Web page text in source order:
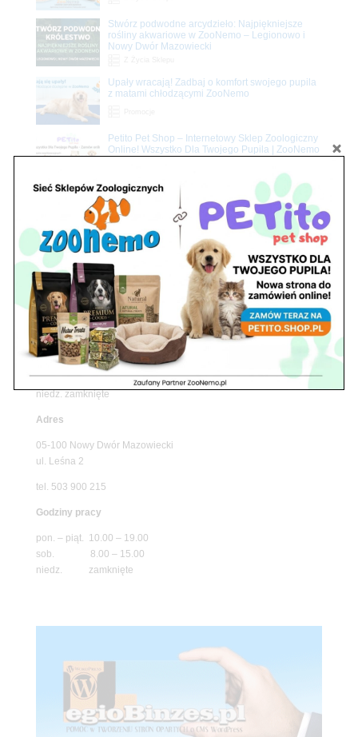
Stwórz podwodne arcydzieło: Najpiękniejsze
rośliny akwariowe w ZooNemo – Legionowo i
Nowy Dwór Mazowiecki
Upały wracają! Zadbaj o komfort swojego pupila
z matami chłodzącymi ZooNemo
Petito Pet Shop – Internetowy Sklep Zoologiczny
Online! Wszystko Dla Twojego Pupila | ZooNemo
Znajdź nas
Adres
05-120 Legionowo
ul. Piłsudskiego 31,
pawilon 134
tel./fax. 22 784 71 96
Godziny pracy
pon. – piąt. 10.00 – 19.00
sob. 10.00 – 15.00
niedz. zamknięte
Adres
05-100 Nowy Dwór Mazowiecki
ul. Leśna 2
tel. 503 900 215
Godziny pracy
pon. – piąt. 10.00 – 19.00
sob. 8.00 – 15.00
niedz. zamknięte